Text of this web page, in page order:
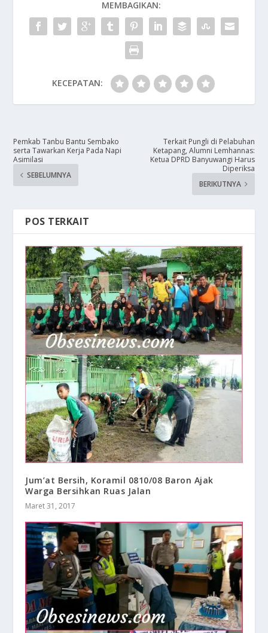
MEMBAGIKAN:
KECEPATAN:
Pemkab Tanbu Bantu Sembako
serta Tawarkan Kerja Pada Napi
Asimilasi
SEBELUMNYA
Terkait Pungli di Pelabuhan
Ketapang, Alumni Lemhannas:
Ketua DPRD Banyuwangi Harus
Diperiksa
BERIKUTNYA
POS TERKAIT
​Jum’at Bersih, Koramil 0810/08 Baron Ajak
Warga Bersihkan Ruas Jalan
Maret 31, 2017